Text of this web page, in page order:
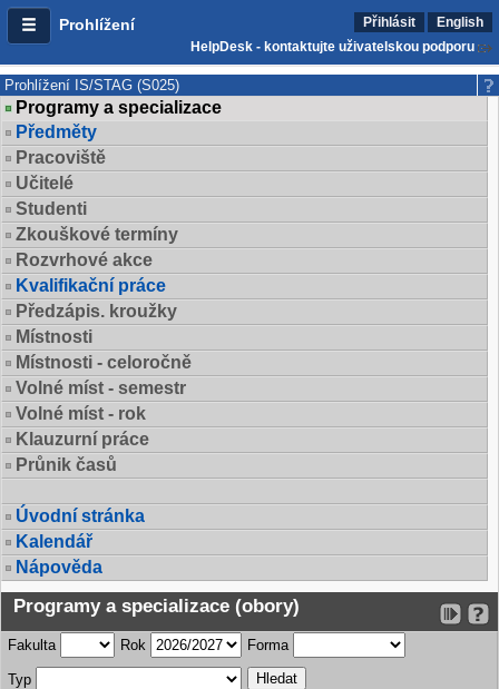
Prohlížení Přihlásit
English
HelpDesk - kontaktujte uživatelskou podporu
Prohlížení IS/STAG (S025)
Programy a specializace
Předměty
Pracoviště
Učitelé
Studenti
Zkouškové termíny
Rozvrhové akce
Kvalifikační práce
Předzápis. kroužky
Místnosti
Místnosti - celoročně
Volné míst - semestr
Volné míst - rok
Klauzurní práce
Průnik časů
Úvodní stránka
Kalendář
Nápověda
Programy a specializace (obory)
Fakulta Rok Forma
Typ